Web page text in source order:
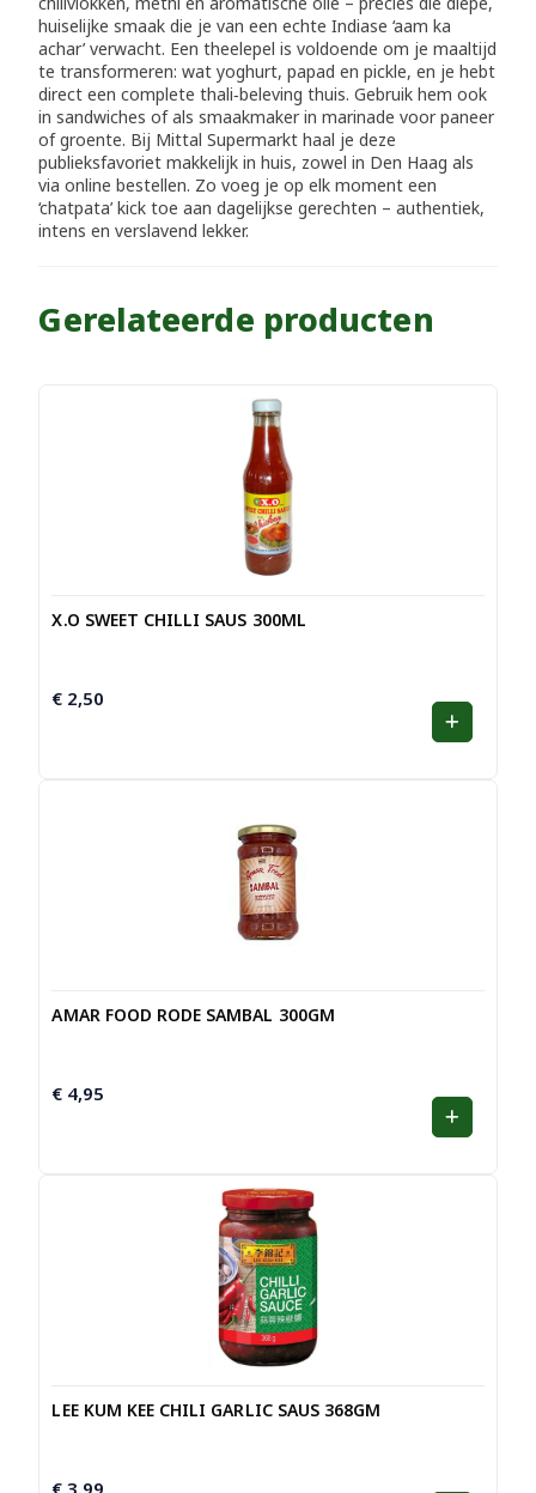
huiselijke smaak die je van een echte Indiase ‘aam ka
achar’ verwacht. Een theelepel is voldoende om je maaltijd
te transformeren: wat yoghurt, papad en pickle, en je hebt
direct een complete thali‑beleving thuis. Gebruik hem ook
in sandwiches of als smaakmaker in marinade voor paneer
of groente. Bij Mittal Supermarkt haal je deze
publieksfavoriet makkelijk in huis, zowel in Den Haag als
via online bestellen. Zo voeg je op elk moment een
‘chatpata’ kick toe aan dagelijkse gerechten – authentiek,
intens en verslavend lekker.
Gerelateerde producten
X.O SWEET CHILLI SAUS 300ML
€ 2,50
AMAR FOOD RODE SAMBAL 300GM
€ 4,95
LEE KUM KEE CHILI GARLIC SAUS 368GM